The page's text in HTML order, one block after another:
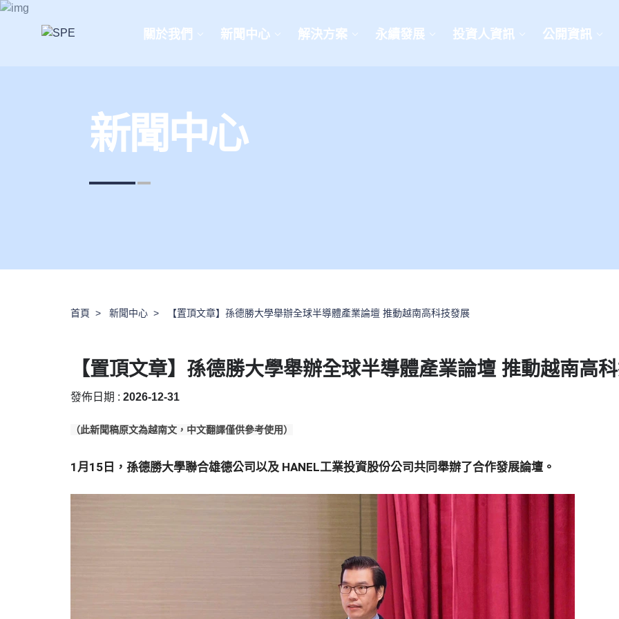
關於我們 新聞中心 解決方案 永續發展 投資人資訊 公開資訊
新聞中心
首頁 新聞中心 【置頂文章】孫德勝大學舉辦全球半導體產業論壇 推動越南高科技發展
【置頂文章】孫德勝大學舉辦全球半導體產業論壇 推動越南高
發佈日期 : 2026-12-31
（此新聞稿原文為越南文，中文翻譯僅供參考使用）
1月15日，孫德勝大學聯合雄德公司以及 HANEL工業投資股份公司共同舉辦了合作發展論壇。